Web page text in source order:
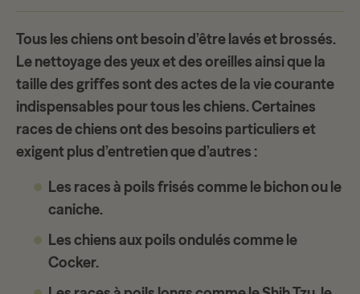
Tous les chiens ont besoin d’êtrelavés et brossés.
Le nettoyage des yeux et des oreilles ainsi que la
taille des griffes sont des actes de la vie courante
indispensables pour tous les chiens. Certaines
races de chiens ont des besoins particulierset
exigent plus d’entretien que d’autres :
Les races à poils friséscomme le bichon ou le
caniche.
Les chiens aux poils onduléscomme le
Cocker.